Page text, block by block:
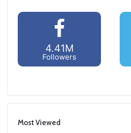
4.41M
Followers
Most Viewed